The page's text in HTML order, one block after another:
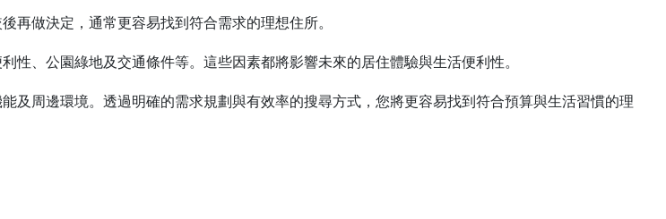
再做決定，通常更容易找到符合需求的理想住所。
、公園綠地及交通條件等。這些因素都將影響未來的居住體驗與生活便利性。
及周邊環境。透過明確的需求規劃與有效率的搜尋方式，您將更容易找到符合預算與生活習慣的理